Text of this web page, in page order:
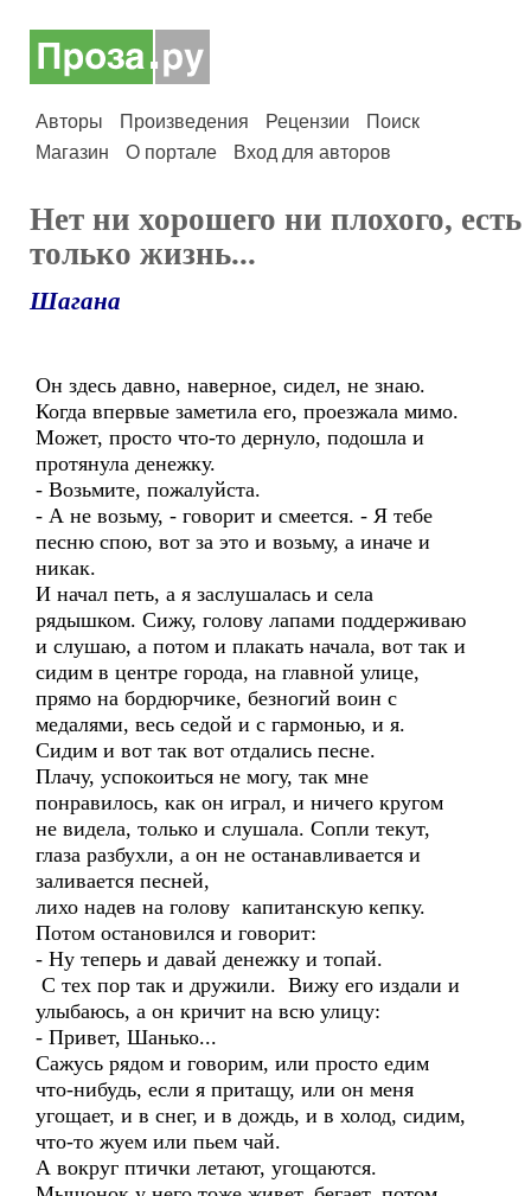
Авторы Произведения Рецензии
Поиск
Магазин
О портале Вход для авторов
Нет ни хорошего ни плохого, есть
только жизнь...
Шагана
Он здесь давно, наверное, сидел, не знаю.
Когда впервые заметила его, проезжала мимо.
Может, просто что-то дернуло, подошла и
протянула денежку.
- Возьмите, пожалуйста.
- А не возьму, - говорит и смеется. - Я тебе
песню спою, вот за это и возьму, а иначе и
никак.
И начал петь, а я заслушалась и села
рядышком. Сижу, голову лапами поддерживаю
и слушаю, а потом и плакать начала, вот так и
сидим в центре города, на главной улице,
прямо на бордюрчике, безногий воин с
медалями, весь седой и с гармонью, и я.
Сидим и вот так вот отдались песне.
Плачу, успокоиться не могу, так мне
понравилось, как он играл, и ничего кругом
не видела, только и слушала. Сопли текут,
глаза разбухли, а он не останавливается и
заливается песней,
лихо надев на голову капитанскую кепку.
Потом остановился и говорит:
- Ну теперь и давай денежку и топай.
С тех пор так и дружили. Вижу его издали и
улыбаюсь, а он кричит на всю улицу:
- Привет, Шанько...
Сажусь рядом и говорим, или просто едим
что-нибудь, если я притащу, или он меня
угощает, и в снег, и в дождь, и в холод, сидим,
что-то жуем или пьем чай.
А вокруг птички летают, угощаются.